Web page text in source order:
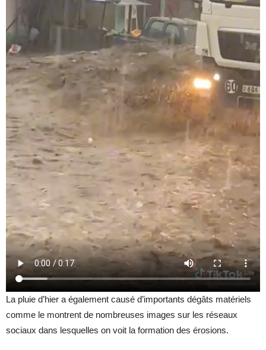
La pluie d’hier a également causé d’importants dégâts matériels
comme le montrent de nombreuses images sur les réseaux
sociaux dans lesquelles on voit la formation des érosions.